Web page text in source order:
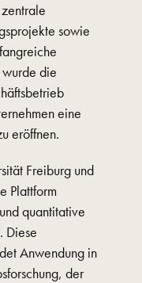
sowie
die
eine
eröffnen.
Freiburg und
Plattform
quantitative
Diese
Anwendung in
der